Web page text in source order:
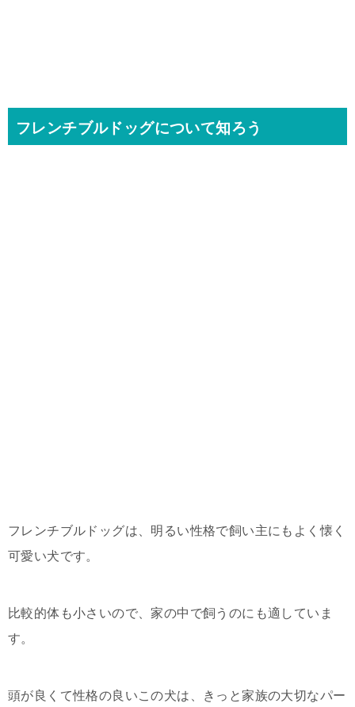
フレンチブルドッグについて知ろう
フレンチブルドッグは、明るい性格で飼い主にもよく懐く
可愛い犬です。
比較的体も小さいので、家の中で飼うのにも適していま
す。
頭が良くて性格の良いこの犬は、きっと家族の大切なパー